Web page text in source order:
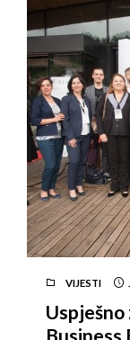
VIJESTI
Uspješno
Business